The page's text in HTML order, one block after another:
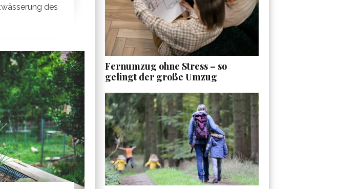
des
Fernumzug ohne Stress – so
gelingt der große Umzug